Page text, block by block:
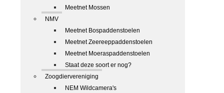
Meetnet Mossen
NMV
Meetnet Bospaddenstoelen
Meetnet Zeereeppaddenstoelen
Meetnet Moeraspaddenstoelen
Staat deze soort er nog?
Zoogdiervereniging
NEM Wildcamera's